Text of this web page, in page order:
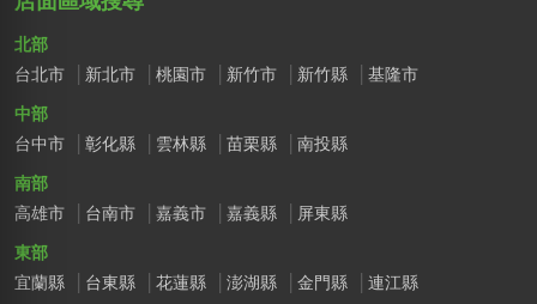
北部
台北市
新北市 桃園市 新竹市 新竹縣
基隆市
中部
台中市
彰化縣 雲林縣 苗栗縣
南投縣
南部
高雄市
台南市 嘉義市 嘉義縣
屏東縣
東部
宜蘭縣
台東縣 花蓮縣 澎湖縣 金門縣 連江縣